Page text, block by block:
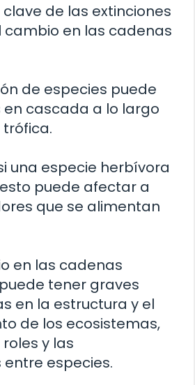
de las extinciones
cambio en las cadenas
de especies puede
cascada a lo largo
una especie herbívora
puede afectar a
que se alimentan
en las cadenas
tener graves
en la estructura y el
de los ecosistemas,
y las
especies.